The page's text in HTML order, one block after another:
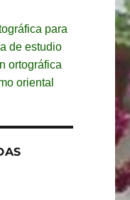
para
de estudio
ortográfica
oriental